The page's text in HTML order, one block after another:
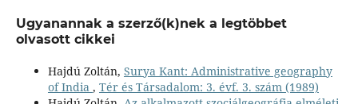
Ugyanannak a szerző(k)nek a legtöbbet
olvasott cikkei
Hajdú Zoltán, Surya Kant: Administrative geography
of India , Tér és Társadalom: 3. évf. 3. szám (1989)